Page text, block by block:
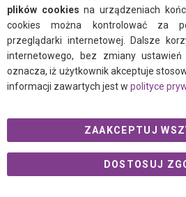
plików cookiesna urządzeniach
cookies można kontrolować za
przeglądarki internetowej. Dalsze
internetowego, bez zmiany ustawień
oznacza, iż użytkownik akceptuje
informacji zawartych jest w polityce
ZAAKCEPTUJ
DOSTOSUJ